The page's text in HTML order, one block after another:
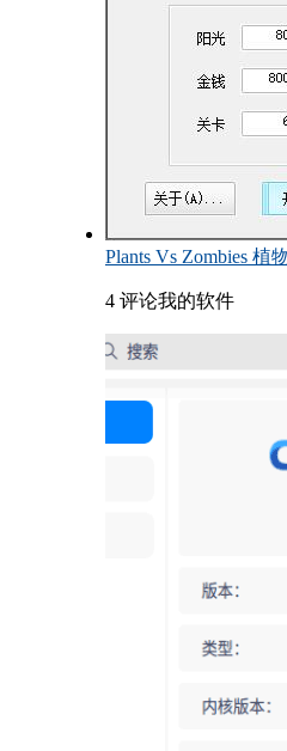
Plants Vs Zombies
4 评论我的软件